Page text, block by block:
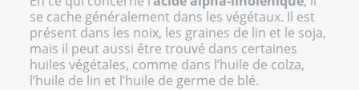
se cache généralement dans les végétaux. Il est
présent dans les noix, les graines de lin et le soja,
mais il peut aussi être trouvé dans certaines
huiles végétales, comme dans l’huile de colza,
l’huile de lin et l’huile de germe de blé.